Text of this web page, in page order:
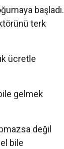
başladı.
terk
ücretle
gelmek
değil
bile